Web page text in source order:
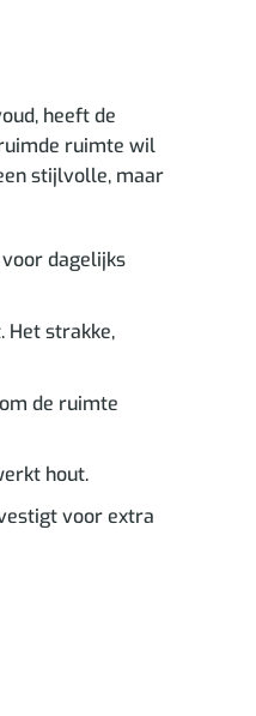
heeft de
ruimte wil
stijlvolle, maar
dagelijks
Het strakke,
de ruimte
hout.
voor extra